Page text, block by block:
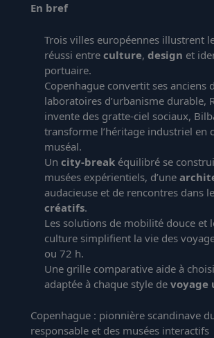
En bref
Trois villes européennes illustrent
réussi entre culture, design et
portuaire.
Copenhague convertit ses anciens
laboratoires d’urbanisme durable,
invente des gratte-ciel sociaux,
transforme l’héritage industriel en
muséal.
Un city-break équilibré se
musées expérientiels, d’une
audacieuse et de rencontres dans
créatifs.
Les solutions de mobilité douce et
culture simplifient la vie des
ou 72 h.
Une grille comparative aide à
adaptée à chaque style de voyage
Copenhague : pionnière scandinave
responsable et des musées interactifs